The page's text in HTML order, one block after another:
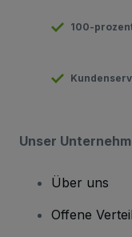
100-
Unser
Über uns
Offene